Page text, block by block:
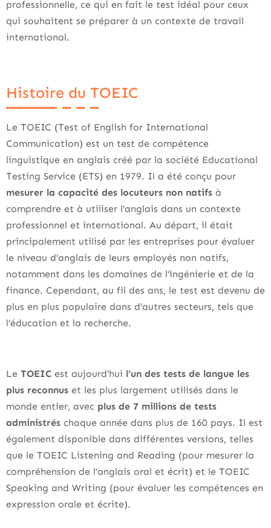
professionnelle, ce qui en fait le test idéal pour ceux
qui souhaitent se préparer à un contexte de travail
international.
Histoire du TOEIC
Le TOEIC (Test of English for International
Communication) est un test de compétence
linguistique en anglais créé par la société Educational
Testing Service (ETS) en 1979. Il a été conçu pour
mesurer la capacité des locuteurs non natifs à
comprendre et à utiliser l’anglais dans un contexte
professionnel et international. Au départ, il était
principalement utilisé par les entreprises pour évaluer
le niveau d’anglais de leurs employés non natifs,
notamment dans les domaines de l’ingénierie et de la
finance. Cependant, au fil des ans, le test est devenu de
plus en plus populaire dans d’autres secteurs, tels que
l’éducation et la recherche.
Le TOEIC est aujourd’hui l’un des tests de langue les
plus reconnus et les plus largement utilisés dans le
monde entier, avec plus de 7 millions de tests
administrés chaque année dans plus de 160 pays. Il est
également disponible dans différentes versions, telles
que le TOEIC Listening and Reading (pour mesurer la
compréhension de l’anglais oral et écrit) et le TOEIC
Speaking and Writing (pour évaluer les compétences en
expression orale et écrite).